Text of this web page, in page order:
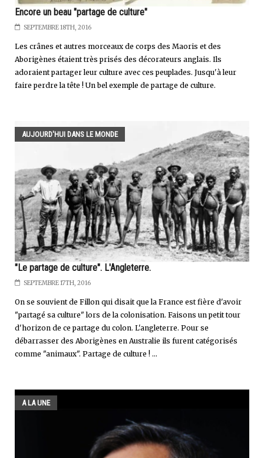
Encore un beau "partage de culture"
SEPTEMBRE 18TH, 2016
Les crânes et autres morceaux de corps des Maoris et des
Aborigènes étaient très prisés des décorateurs anglais. Ils
adoraient partager leur culture avec ces peuplades. Jusqu'à leur
faire perdre la tête ! Un bel exemple de partage de culture.
AUJOURD'HUI DANS LE MONDE
"Le partage de culture". L'Angleterre.
SEPTEMBRE 17TH, 2016
On se souvient de Fillon qui disait que la France est fière d'avoir
"partagé sa culture" lors de la colonisation. Faisons un petit tour
d'horizon de ce partage du colon. L'angleterre. Pour se
débarrasser des Aborigènes en Australie ils furent catégorisés
comme "animaux". Partage de culture ! ...
A LA UNE